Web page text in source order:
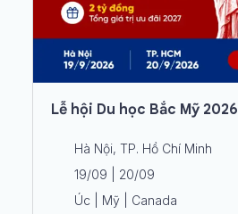
Lễ hội Du học Bắc Mỹ 2026
Hà Nội, TP. Hồ Chí Minh
19/09 | 20/09
Úc | Mỹ | Canada